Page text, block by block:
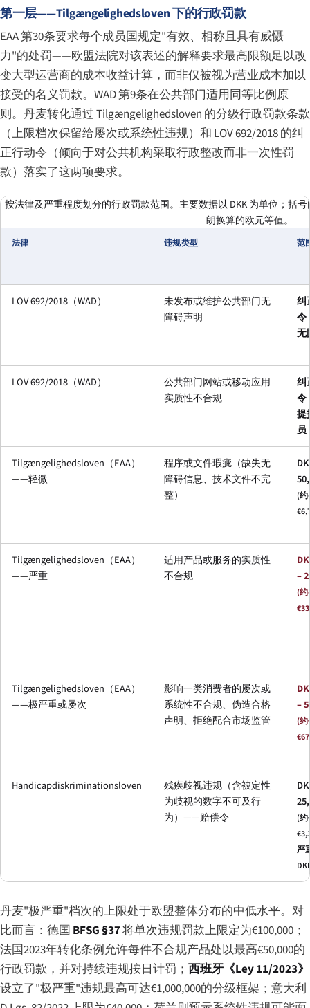
第一层——Tilgængelighedsloven 下的行政罚款
EAA 第30条要求每个成员国规定"有效、相称且具有威慑
力"的处罚——欧盟法院对该表述的解释要求最高限额足以改
变大型运营商的成本收益计算，而非仅被视为营业成本加以
接受的名义罚款。WAD 第9条在公共部门适用同等比例原
则。丹麦转化通过 Tilgængelighedsloven 的分级行政罚款条款
（上限档次保留给屡次或系统性违规）和 LOV 692/2018 的纠
正行动令（倾向于对公共机构采取行政整改而非一次性罚
款）落实了这两项要求。
按法律及严重程度划分的行政罚款范围。主要数据以 DKK 为单位；括
朗换算的欧元等值。
法律 违规类型 范
LOV 692/2018（WAD）
未发布或维护公共部门无
障碍声明
纠
令
无
LOV 692/2018（WAD）
公共部门网站或移动应用
实质性不合规
纠
令
提
员
Tilgængelighedsloven（EAA）
——轻微
程序或文件瑕疵（缺失无
障碍信息、技术文件不完
整）
(约
Tilgængelighedsloven（EAA）
——严重
适用产品或服务的实质性
不合规
–
(约
Tilgængelighedsloven（EAA）
——极严重或屡次
影响一类消费者的屡次或
系统性不合规、伪造合格
声明、拒绝配合市场监管
–
(约
Handicapdiskriminationsloven
残疾歧视违规（含被定性
为歧视的数字不可及行
为）——赔偿令
(约
严
丹麦"极严重"档次的上限处于欧盟整体分布的中低水平。对
比而言：德国 BFSG §37将单次违规罚款上限定为€100,000；
法国2023年转化条例允许每件不合规产品处以最高€50,000的
行政罚款，并对持续违规按日计罚； 西班牙《Ley 11/2023》
设立了"极严重"违规最高可达€1,000,000的分级框架；意大利